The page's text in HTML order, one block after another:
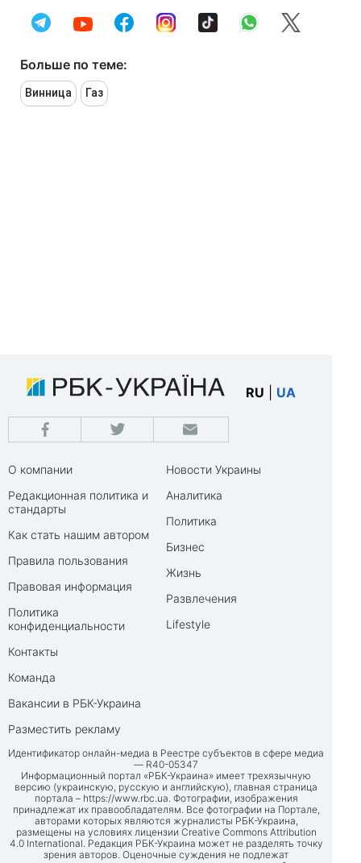
Больше по теме:
Винница Газ
RU UA
О компании
Редакционная политика и
стандарты
Как стать нашим автором
Правила пользования
Правовая информация
Политика
конфиденциальности
Контакты
Команда
Вакансии в РБК-Украина
Разместить рекламу
Новости Украины
Аналитика
Политика
Бизнес
Жизнь
Развлечения
Lifestyle
Идентификатор онлайн-медиа в Реестре субъектов в сфере медиа
— R40-05347
Информационный портал «РБК-Украина» имеет трехязычную
версию (украинскую, русскую и английскую), главная страница
портала – https://www.rbc.ua. Фотографии, изображения
принадлежат их правообладателям. Все фотографии на Портале,
авторами которых являются журналисты РБК-Украина,
размещены на условиях лицензии Creative Commons Attribution
4.0 International. Редакция РБК-Украина может не разделять точку
зрения авторов. Оценочные суждения не подлежат